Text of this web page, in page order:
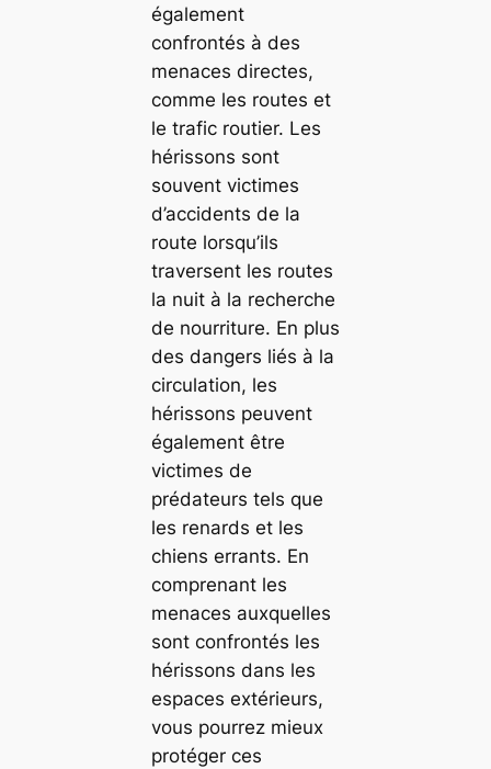
également
confrontés à des
menaces directes,
comme les routes et
le trafic routier. Les
hérissons sont
souvent victimes
d’accidents de la
route lorsqu’ils
traversent les routes
la nuit à la recherche
de nourriture. En plus
des dangers liés à la
circulation, les
hérissons peuvent
également être
victimes de
prédateurs tels que
les renards et les
chiens errants. En
comprenant les
menaces auxquelles
sont confrontés les
hérissons dans les
espaces extérieurs,
vous pourrez mieux
protéger ces